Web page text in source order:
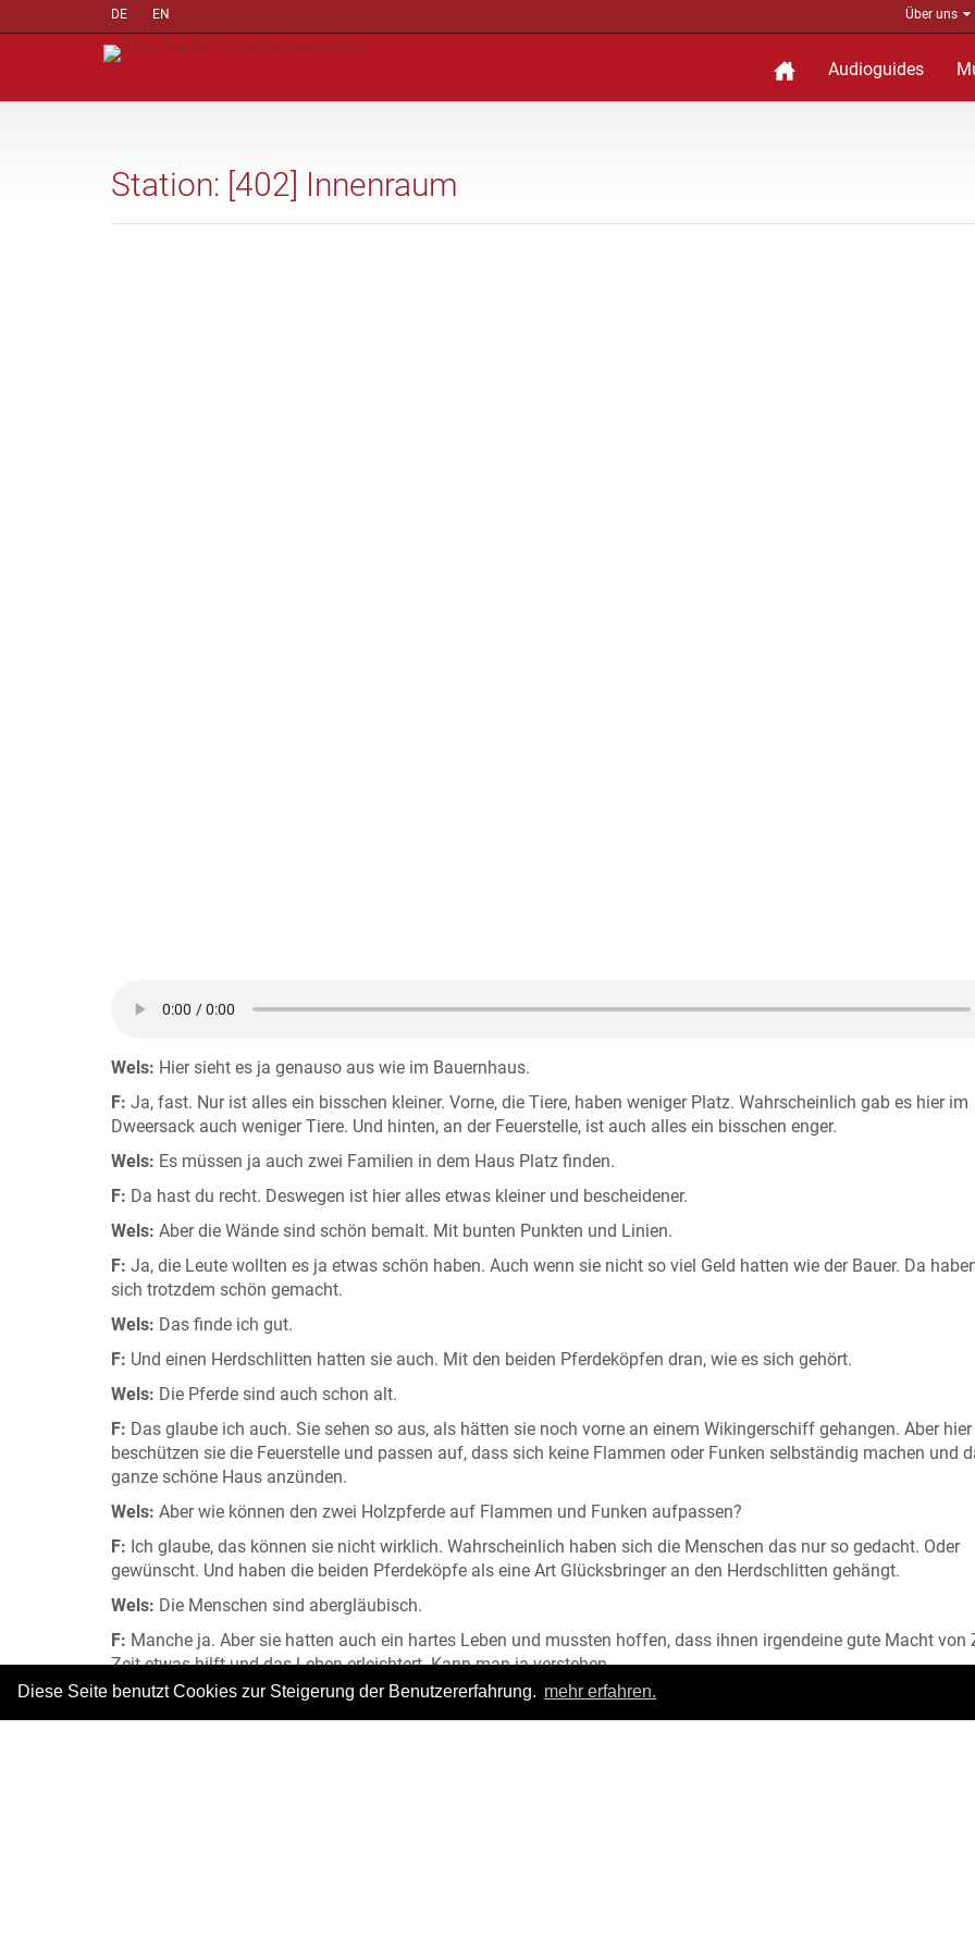
Diese Seite benutzt Cookies zur Steigerung der Benutzererfahrung. mehr erfahren.
DE EN Über uns
Audioguides
Station: [402] Innenraum
Wels: Hier sieht es ja genauso aus wie im Bauernhaus.
F: Ja, fast. Nur ist alles ein bisschen kleiner. Vorne, die Tiere, haben weniger Platz. Wahrscheinlich gab es hier im
Dweersack auch weniger Tiere. Und hinten, an der Feuerstelle, ist auch alles ein bisschen enger.
Wels: Es müssen ja auch zwei Familien in dem Haus Platz finden.
F: Da hast du recht. Deswegen ist hier alles etwas kleiner und bescheidener.
Wels: Aber die Wände sind schön bemalt. Mit bunten Punkten und Linien.
F: Ja, die Leute wollten es ja etwas schön haben. Auch wenn sie nicht so viel Geld hatten wie der Bauer. Da
sich trotzdem schön gemacht.
Wels: Das finde ich gut.
F: Und einen Herdschlitten hatten sie auch. Mit den beiden Pferdeköpfen dran, wie es sich gehört.
Wels: Die Pferde sind auch schon alt.
F: Das glaube ich auch. Sie sehen so aus, als hätten sie noch vorne an einem Wikingerschiff gehangen. Aber hier
beschützen sie die Feuerstelle und passen auf, dass sich keine Flammen oder Funken selbständig machen und
ganze schöne Haus anzünden.
Wels: Aber wie können den zwei Holzpferde auf Flammen und Funken aufpassen?
F: Ich glaube, das können sie nicht wirklich. Wahrscheinlich haben sich die Menschen das nur so gedacht. Oder
gewünscht. Und haben die beiden Pferdeköpfe als eine Art Glücksbringer an den Herdschlitten gehängt.
Wels: Die Menschen sind abergläubisch.
F: Manche ja. Aber sie hatten auch ein hartes Leben und mussten hoffen, dass ihnen irgendeine gute Macht von
Zeit etwas hilft und das Leben erleichtert. Kann man ja verstehen.
Fotos: © Tanja Heinemann